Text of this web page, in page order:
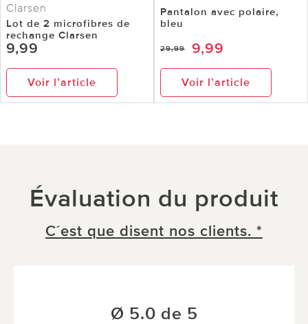
Clarsen
Lot de 2 microfibres de
rechange Clarsen
9,99
Voir l’article
Pantalon avec polaire,
bleu
29,99 9,99
Voir l’article
Évaluation du produit
C´est que disent nos clients. *
Ø 5.0 de 5